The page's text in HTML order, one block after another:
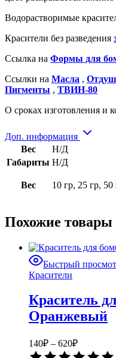
Водорастворимые
Красители без разведения
Ссылка на Формы для
Ссылки на Масла ,
Пигменты , ТВИН-80
О сроках изготовления и
Доп. информация
Вес
Н/Д
Габариты Н/Д
Вес 10 гр, 25 гр, 50
Похожие товары
Быстрый
Красители
Краситель
Оранжевый
140₽ – 620₽Диапазон
цен: